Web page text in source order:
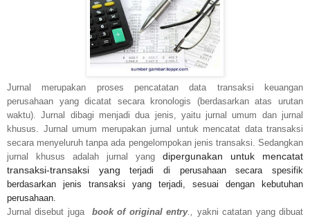
Jurnal merupakan proses pencatatan data transaksi keuangan
perusahaan yang dicatat secara kronologis (berdasarkan atas urutan
waktu). Jurnal dibagi menjadi dua jenis, yaitu jurnal umum dan jurnal
khusus. Jurnal umum merupakan jurnal untuk mencatat data transaksi
secara menyeluruh tanpa ada pengelompokan jenis transaksi. Sedangkan
jurnal khusus adalah jurnal yang dipergunakan untuk mencatat
transaksi-transaksi yangterjadi di perusahaan secara spesifik
berdasarkan jenis transaksi yang terjadi, sesuai dengan kebutuhan
perusahaan.
Jurnal disebut juga book of original entry., yakni catatan yang dibuat